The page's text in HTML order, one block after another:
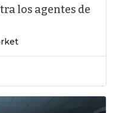
los agentes de